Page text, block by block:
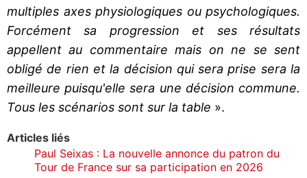
multiples axes physiologiques ou psychologiques.
Forcément sa progression et ses résultats
appellent au commentaire mais on ne se sent
obligé de rien et la décision qui sera prise sera la
meilleure puisqu'elle sera une décision commune.
Tous les scénarios sont sur la table ».
Articles liés
Paul Seixas : La nouvelle annonce du patron du
Tour de France sur sa participation en 2026